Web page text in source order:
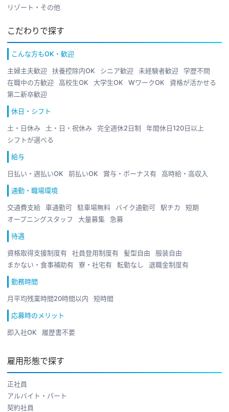
リゾート・その他
こだわりで探す
こんな方もOK・歓迎
主婦主夫歓迎 扶養控除内OK シニア歓迎 未経験者歓迎
学歴不問
在職中の方歓迎
高校生OK 大学生OK WワークOK
資格が活かせる
第二新卒歓迎
休日・シフト
土・日休み 土・日・祝休み 完全週休2日制
年間休日120日以上
シフトが選べる
給与
日払い・週払いOK 前払いOK 賞与・ボーナス有 高時給・高収入
通勤・職場環境
交通費支給 車通勤可 駐車場無料 バイク通勤可 駅チカ
短期
オープニングスタッフ
大量募集 急募
待遇
資格取得支援制度有 社員登用制度有 髪型自由
服装自由
まかない・食事補助有
寮・社宅有 転勤なし 退職金制度有
勤務時間
月平均残業時間20時間以内 短時間
応募時のメリット
即入社OK 履歴書不要
雇用形態で探す
正社員
アルバイト・パート
契約社員